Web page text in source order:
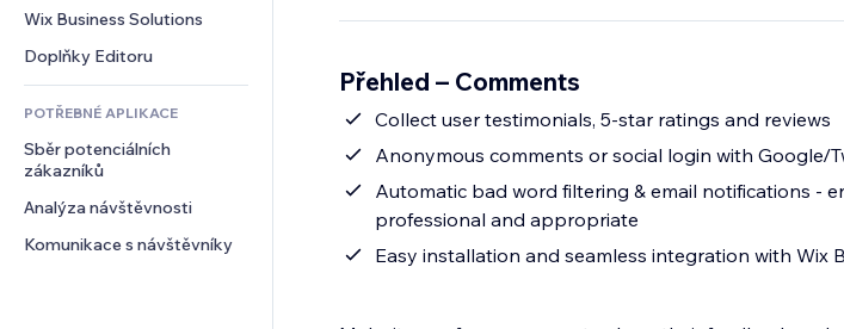
Jídlo a nápoje
Novinky
Bannery a odznaky
Kalkulačky
Vyhledávání
Počasí
Tabulky a grafy
Telefon
Komunita
Reference a recenze
CRM
Wix Business Solutions
Doplňky Editoru
POTŘEBNÉ APLIKACE
Sběr potenciálních
zákazníků
Analýza návštěvnosti
Komunikace s návštěvníky
Přehled – Comments
Collect user testimonials, 5-star ratings and reviews
Anonymous comments or social login with Google/
Automatic bad word filtering & email notifications - ensures that your content remains
professional and appropriate
Easy installation and seamless integration with Wix